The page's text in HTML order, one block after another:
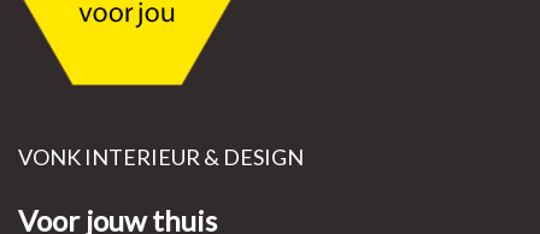
VONK INTERIEUR & DESIGN
Voor jouw thuis